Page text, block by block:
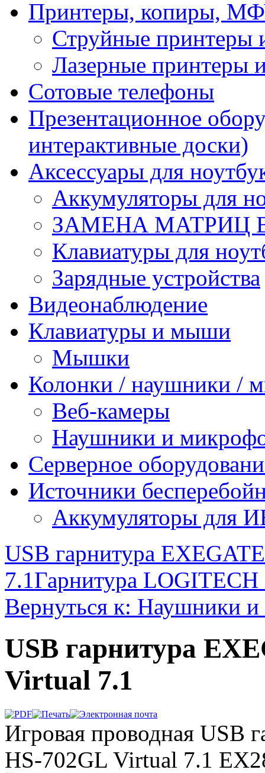
Принтеры, копиры,
Струйные
Лазерные
Сотовые телефоны
Презентационное
интерактивные доски)
Аксессуары для
Аккумуляторы для
ЗАМЕНА МАТРИЦ
Клавиатуры для
Зарядные устройства
Видеонаблюдение
Клавиатуры и мыши
Мышки
Колонки / наушники /
Веб-камеры
Наушники и
Серверное
Источники
Аккумуляторы для
USB гарнитура
7.1Гарнитура LOGITECH
Вернуться к: Наушники
USB гарнитура
Virtual 7.1
Игровая проводная USB
HS-702GL Virtual 7.1